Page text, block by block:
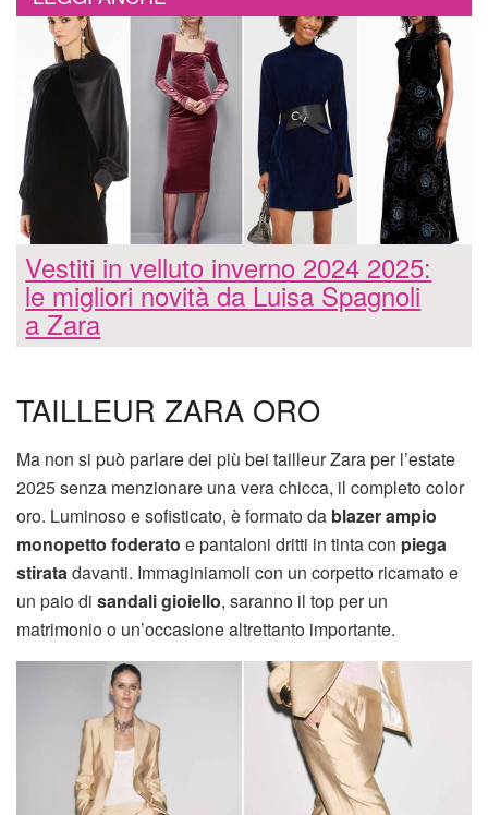
Vestiti in velluto inverno 2024 2025:
le migliori novità da Luisa Spagnoli
a Zara
TAILLEUR ZARA ORO
Ma non si può parlare dei più bei tailleur Zara per l’estate
2025 senza menzionare una vera chicca, il completo color
oro. Luminoso e sofisticato, è formato da blazer ampio
monopetto foderato e pantaloni dritti in tinta con piega
stiratadavanti. Immaginiamoli con un corpetto ricamato e
un paio di sandali gioiello, saranno il top per un
matrimonio o un’occasione altrettanto importante.